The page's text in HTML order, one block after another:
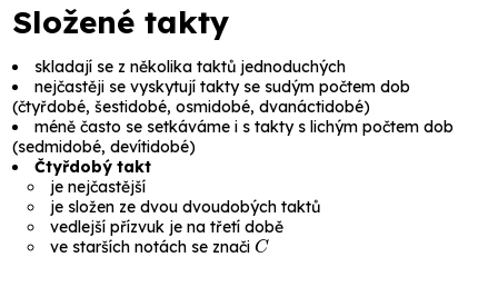
Složené takty
skladají se z několika taktů jednoduchých
nejčastěji se vyskytují takty se sudým počtem dob
(čtyřdobé, šestidobé, osmidobé, dvanáctidobé)
méně často se setkáváme i s takty s lichým počtem dob
(sedmidobé, devítidobé)
Čtyřdobý takt
je nejčastější
je složen ze dvou dvoudobých taktů
vedlejší přízvuk je na třetí době
ve starších notách se znači
C